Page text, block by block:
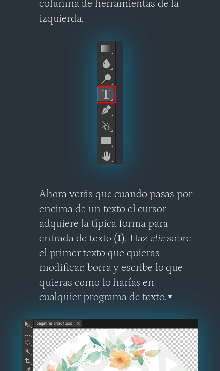
columna de herramientas de la
izquierda.
Ahora verás que cuando pasas por
encima de un texto el cursor
adquiere la típica forma para
entrada de texto (I). Haz clicsobre
el primer texto que quieras
modificar; borra y escribe lo que
quieras como lo harías en
cualquier programa de texto.▼